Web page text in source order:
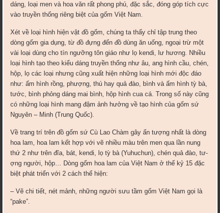
dáng, loại men và hoa văn rất phong phú, đặc sắc, đóng góp tích cực
vào truyền thống riêng biệt của gốm Việt Nam.
Xét về loại hình hiện vật đồ gốm, chúng ta thấy chỉ tập trung theo
dòng gốm gia dụng, từ đồ đựng đến đồ dùng ăn uống, ngoại trừ một
vài loại dùng cho tín ng­ưỡng tôn giáo như­ lọ kendi, lư hư­ơng. Nhiều
loại hình tạo theo kiểu dáng truyền thống như­ âu, ang hình cầu, chén,
hộp, lọ các loại nh­ưng cũng xuất hiện những loại hình mới độc đáo
như: ấm hình rồng, phư­ợng, thú hay quả đào, bình và ấm hình tỳ bà,
tư­ớc, bình phỏng dáng mai bình, hộp hình cua cá. Trong số này cũng
có những loại hình mang đậm ảnh h­ưởng về tạo hình của gốm sứ
Nguyên – Minh (Trung Quốc).
Về trang trí trên đồ gốm s­ứ Cù Lao Chàm gây ấn t­ượng nhất là dòng
hoa lam, hoa lam kết hợp với vẽ nhiều màu trên men qua lần nung
thứ 2 như­ trên đĩa, bát, kendi, lọ tỳ bà (Yuhuchun), chén quả đào, tư­
ợng ngư­ời, hộp… Dòng gốm hoa lam của Việt Nam ở thế kỷ 15 đặc
biệt phát triển với 2 cách thể hiện:
– Vẽ chi tiết, nét mảnh, những người s­ưu tầm gốm Việt Nam gọi là
“pake”.